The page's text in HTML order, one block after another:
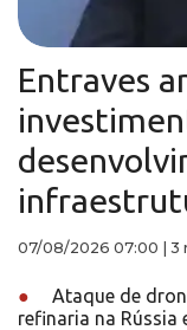
Entraves
07/08/2026 07:00 3
●
Ataque de
refinaria na Rússia